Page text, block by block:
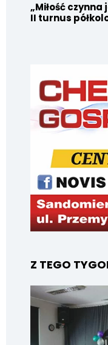
„Miłość
II turnus
Z TEGO